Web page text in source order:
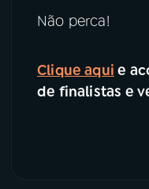
Não perca!
Clique aqui e
de finalistas e